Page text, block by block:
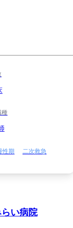
種
性期
二次救急
い病院